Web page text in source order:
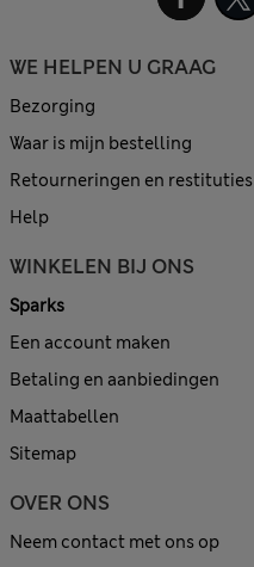
WE HELPEN U GRAAG
Bezorging
Waar is mijn bestelling
Retourneringen en restituties
Help
WINKELEN BIJ ONS
Sparks
Een account maken
Betaling en aanbiedingen
Maattabellen
Sitemap
OVER ONS
Neem contact met ons op